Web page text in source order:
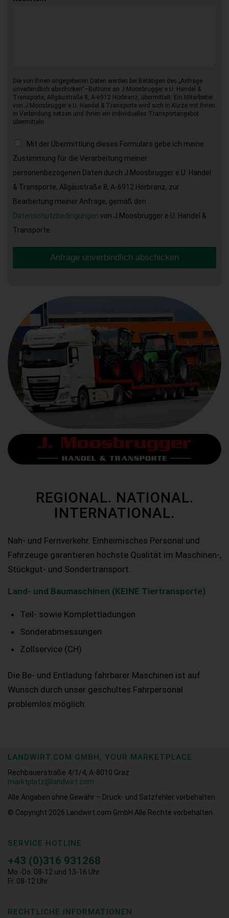
Die von Ihnen angegebenen Daten werden bei Betätigen des „Anfrage
unverbindlich abschicken“–Buttons an J.Moosbrugger e.U. Handel &
Transporte, Allgäustraße 8, A-6912 Hörbranz, übermittelt. Ein Mitarbeiter
von J.Moosbrugger e.U. Handel & Transporte wird sich in Kürze mit Ihnen
in Verbindung setzen und Ihnen ein individuelles Transportangebot
übermitteln.
Mit der Übermittlung dieses Formulars gebe ich meine
Zustimmung für die Verarbeitung meiner
personenbezogenen Daten durch J.Moosbrugger e.U. Handel
& Transporte, Allgäustraße 8, A-6912 Hörbranz, zur
Bearbeitung meiner Anfrage, gemäß den
Datenschutzbedingungen von J.Moosbrugger e.U. Handel &
Transporte.
Anfrage unverbindlich abschicken
REGIONAL. NATIONAL.
INTERNATIONAL.
Nah- und Fernverkehr. Einheimisches Personal und
Fahrzeuge garantieren höchste Qualität im Maschinen-,
Stückgut- und Sondertransport.
Land- und Baumaschinen (KEINE Tiertransporte)
Teil- sowie Komplettladungen
Sonderabmessungen
Zollservice (CH)
Die Be- und Entladung fahrbarer Maschinen ist auf
Wunsch durch unser geschultes Fahrpersonal
problemlos möglich.
LANDWIRT.COM GMBH, YOUR MARKETPLACE
Rechbauerstraße 4/1/4, A-8010 Graz
marktplatz@landwirt.com
Alle Angaben ohne Gewähr – Druck- und Satzfehler vorbehalten.
© Copyright 2026
Landwirt.com GmbH Alle Rechte vorbehalten.
SERVICE HOTLINE
+43 (0)316 931268
Mo.-Do. 08-12 und 13-16 Uhr
Fr. 08-12 Uhr
RECHTLICHE INFORMATIONEN